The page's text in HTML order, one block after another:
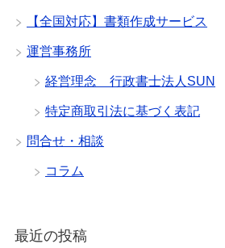
【全国対応】書類作成サービス
運営事務所
経営理念 行政書士法人SUN
特定商取引法に基づく表記
問合せ・相談
コラム
最近の投稿